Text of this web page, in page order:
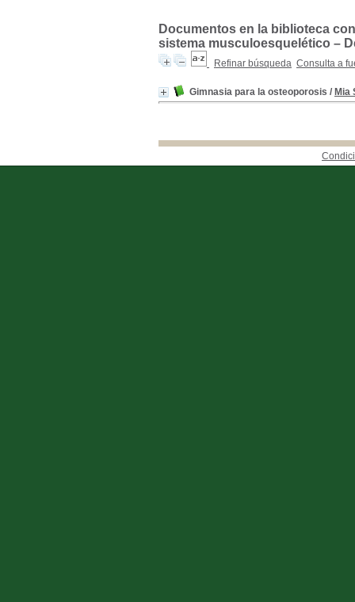
Documentos en la biblioteca
sistema musculoesquelético –
Refinar búsqueda Consulta a
Gimnasia para la osteoporosis / Mia